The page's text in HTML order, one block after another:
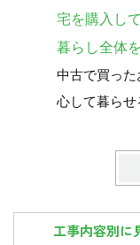
宅を購入し
暮らし全体
中古で買っ
心して暮ら
工事内容別に